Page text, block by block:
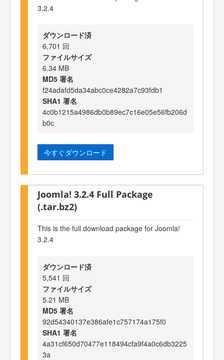
3.2.4
ダウンロード済
6,701 回
ファイルサイズ
6.34 MB
MD5 署名
f24adafd5da34abc0ce4282a7c93fdb1
SHA1 署名
4c0b1215a4986db0b89ec7c16e05e56fb206d
b0c
今すぐダウンロード
Joomla! 3.2.4 Full Package
(.tar.bz2)
This is the full download package for Joomla!
3.2.4
ダウンロード済
5,541 回
ファイルサイズ
5.21 MB
MD5 署名
92d54340137e386afe1c757174a175f0
SHA1 署名
4a31cf650d70477e118494cfa9f4a0c6db3225
3a